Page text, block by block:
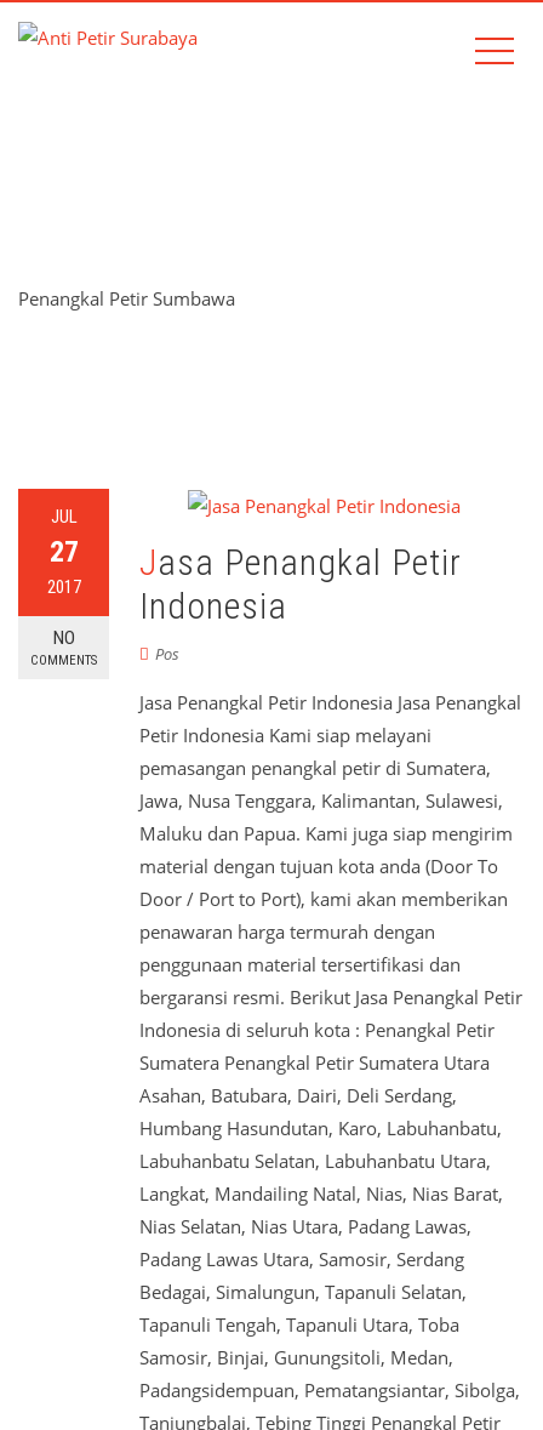
Penangkal Petir Sumbawa
JUL
27
2017
NO
COMMENTS
Jasa Penangkal Petir
Indonesia
Pos
Jasa Penangkal Petir Indonesia Jasa Penangkal
Petir Indonesia Kami siap melayani
pemasangan penangkal petir di Sumatera,
Jawa, Nusa Tenggara, Kalimantan, Sulawesi,
Maluku dan Papua. Kami juga siap mengirim
material dengan tujuan kota anda (Door To
Door / Port to Port), kami akan memberikan
penawaran harga termurah dengan
penggunaan material tersertifikasi dan
bergaransi resmi. Berikut Jasa Penangkal Petir
Indonesia di seluruh kota : Penangkal Petir
Sumatera Penangkal Petir Sumatera Utara
Asahan, Batubara, Dairi, Deli Serdang,
Humbang Hasundutan, Karo, Labuhanbatu,
Labuhanbatu Selatan, Labuhanbatu Utara,
Langkat, Mandailing Natal, Nias, Nias Barat,
Nias Selatan, Nias Utara, Padang Lawas,
Padang Lawas Utara, Samosir, Serdang
Bedagai, Simalungun, Tapanuli Selatan,
Tapanuli Tengah, Tapanuli Utara, Toba
Samosir, Binjai, Gunungsitoli, Medan,
Padangsidempuan, Pematangsiantar, Sibolga,
Tanjungbalai, Tebing Tinggi Penangkal Petir